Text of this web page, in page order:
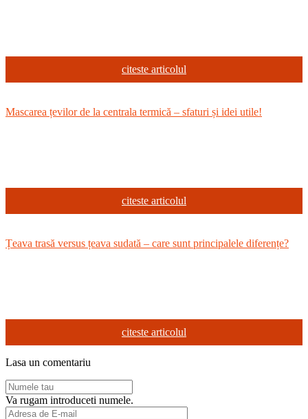
citeste articolul
Mascarea țevilor de la centrala termică – sfaturi și idei utile!
citeste articolul
Țeava trasă versus țeava sudată – care sunt principalele diferențe?
citeste articolul
Lasa un comentariu
Va rugam introduceti numele.